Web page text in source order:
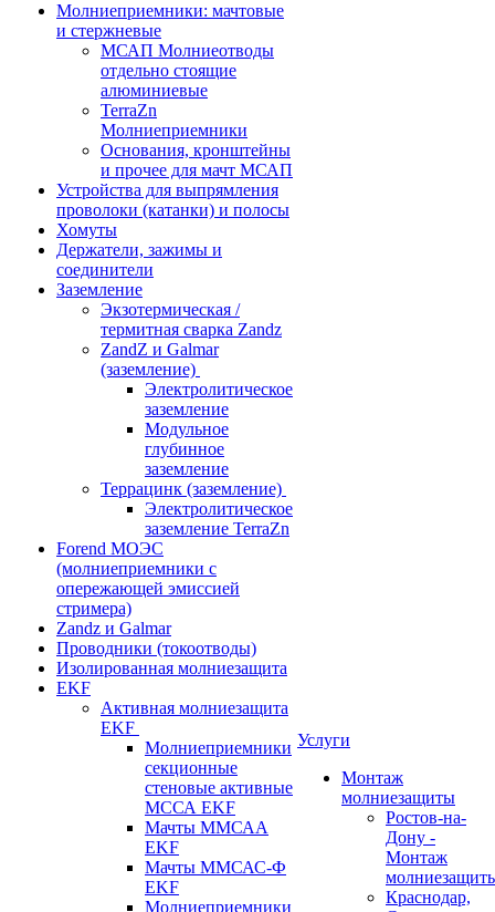
Молниеприемники: мачтовые
и стержневые
МСАП Молниеотводы
отдельно стоящие
алюминиевые
TerraZn
Молниеприемники
Основания, кронштейны
и прочее для мачт МСАП
Устройства для выпрямления
проволоки (катанки) и полосы
Хомуты
Держатели, зажимы и
соединители
Заземление
Экзотермическая /
термитная сварка Zandz
ZandZ и Galmar
(заземление)
Электролитическое
заземление
Модульное
глубинное
заземление
Террацинк (заземление)
Электролитическое
заземление TerraZn
Forend МОЭС
(молниеприемники с
опережающей эмиссией
стримера)
Zandz и Galmar
Проводники (токоотводы)
Изолированная молниезащита
EKF
Активная молниезащита
EKF
Молниеприемники
секционные
стеновые активные
МССА EKF
Мачты ММСАА
EKF
Мачты ММСАС-Ф
EKF
Молниеприемники
Услуги
Монтаж
молниезащиты
Ростов-на-
Дону -
Монтаж
Краснодар,